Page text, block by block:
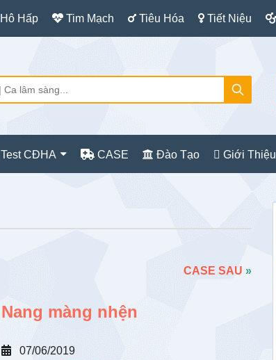
Hô Hấp Tim Mạch Tiêu Hóa Tiết Niệu
Test CĐHA CASE Đào Tạo Giới Thiệu
CASE SAU »
Nang màng nhện
07/06/2019